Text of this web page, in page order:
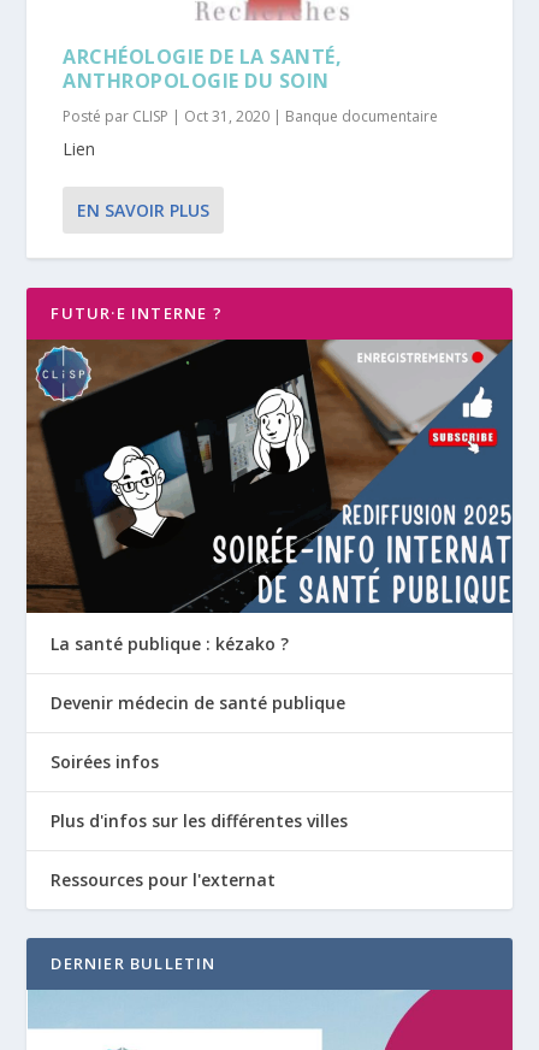
ARCHÉOLOGIE DE LA SANTÉ,
ANTHROPOLOGIE DU SOIN
Posté par CLISP | Oct 31, 2020 | Banque documentaire
Lien
EN SAVOIR PLUS
FUTUR·E INTERNE ?
La santé publique : kézako ?
Devenir médecin de santé publique
Soirées infos
Plus d'infos sur les différentes villes
Ressources pour l'externat
DERNIER BULLETIN